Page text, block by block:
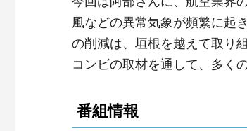
風などの異常気象が頻繁に起
の削減は、垣根を越えて取り
コンビの取材を通して、多く
番組情報